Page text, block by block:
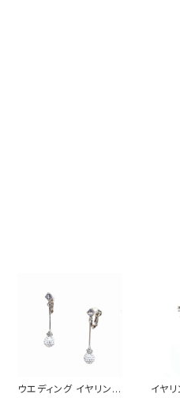
ウエディング イヤリング
イヤ